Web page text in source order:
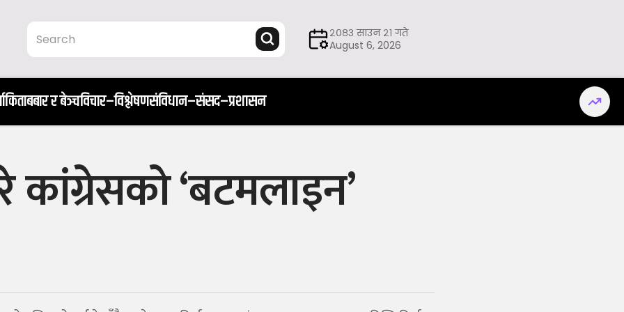
२०८३ साउन २१ गते
August 6, 2026
किताबबार र बेञ्चविचार–विश्लेषणसंविधान–संसद–प्रशासन
‘बटमलाइन’